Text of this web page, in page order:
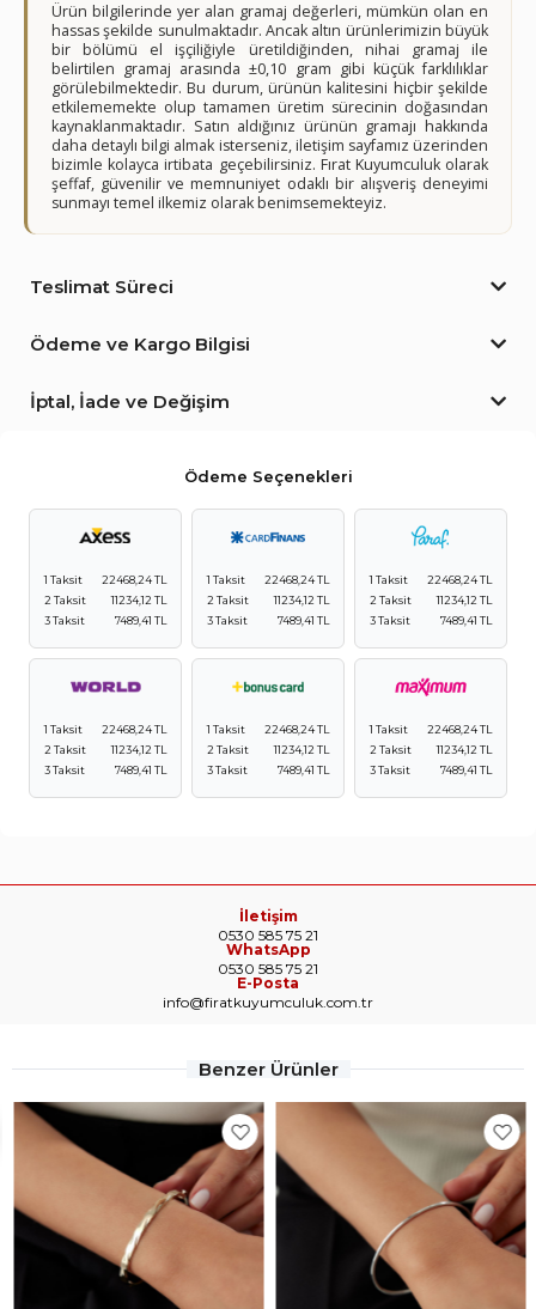
Ürün bilgilerinde yer alan gramaj değerleri, mümkün olan en
hassas şekilde sunulmaktadır. Ancak altın ürünlerimizin büyük
bir bölümü el işçiliğiyle üretildiğinden, nihai gramaj ile
belirtilen gramaj arasında ±0,10 gram gibi küçük farklılıklar
görülebilmektedir. Bu durum, ürünün kalitesini hiçbir şekilde
etkilememekte olup tamamen üretim sürecinin doğasından
kaynaklanmaktadır. Satın aldığınız ürünün gramajı hakkında
daha detaylı bilgi almak isterseniz, iletişim sayfamız üzerinden
bizimle kolayca irtibata geçebilirsiniz. Fırat Kuyumculuk olarak
şeffaf, güvenilir ve memnuniyet odaklı bir alışveriş deneyimi
sunmayı temel ilkemiz olarak benimsemekteyiz.
Teslimat Süreci
Ödeme ve Kargo Bilgisi
İptal, İade ve Değişim
Ödeme Seçenekleri
1 Taksit
22468,24 TL
2 Taksit
11234,12 TL
3 Taksit
7489,41 TL
1 Taksit
22468,24 TL
2 Taksit
11234,12 TL
3 Taksit
7489,41 TL
1 Taksit
22468,24 TL
2 Taksit
11234,12 TL
3 Taksit
7489,41 TL
1 Taksit
22468,24 TL
2 Taksit
11234,12 TL
3 Taksit
7489,41 TL
1 Taksit
22468,24 TL
2 Taksit
11234,12 TL
3 Taksit
7489,41 TL
1 Taksit
22468,24 TL
2 Taksit
11234,12 TL
3 Taksit
7489,41 TL
İletişim
0530 585 75 21
WhatsApp
0530 585 75 21
E-Posta
info@firatkuyumculuk.com.tr
Benzer Ürünler